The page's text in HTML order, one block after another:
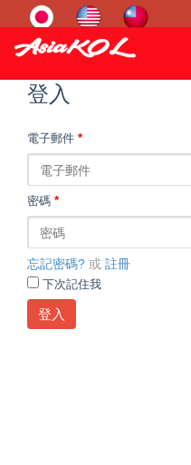
登入
電子郵件 *
密碼 *
忘記密碼? 或 註冊
下次記住我
登入